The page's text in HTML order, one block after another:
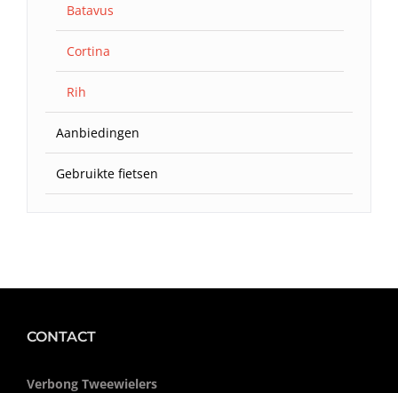
Batavus
Cortina
Rih
Aanbiedingen
Gebruikte fietsen
CONTACT
Verbong Tweewielers